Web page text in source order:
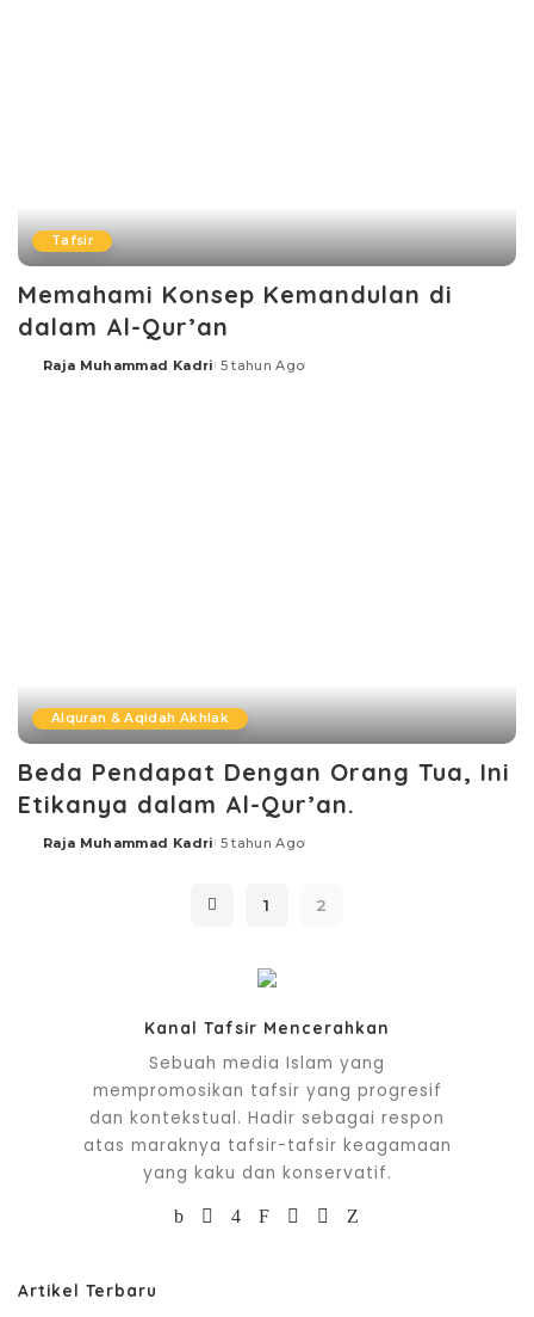
Tafsir
Memahami Konsep Kemandulan di
dalam Al-Qur’an
Posted
Raja Muhammad Kadri 5 tahun Ago
Alquran & Aqidah Akhlak
Beda Pendapat Dengan Orang Tua, Ini
Etikanya dalam Al-Qur’an.
Posted
Raja Muhammad Kadri 5 tahun Ago
1 2
Kanal Tafsir Mencerahkan
Sebuah media Islam yang
mempromosikan tafsir yang progresif
dan kontekstual. Hadir sebagai respon
atas maraknya tafsir-tafsir keagamaan
yang kaku dan konservatif.
Artikel Terbaru